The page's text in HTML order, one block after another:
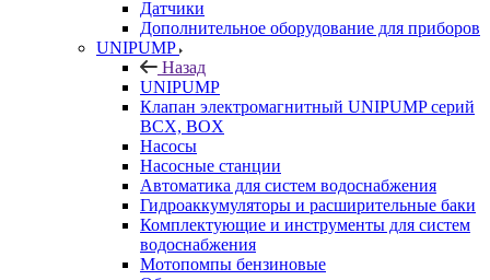
Датчики
Дополнительное оборудование для приборов
UNIPUMP
Назад
UNIPUMP
Клапан электромагнитный UNIPUMP серий
BCX, BOX
Насосы
Насосные станции
Автоматика для систем водоснабжения
Гидроаккумуляторы и расширительные баки
Комплектующие и инструменты для систем
водоснабжения
Мотопомпы бензиновые